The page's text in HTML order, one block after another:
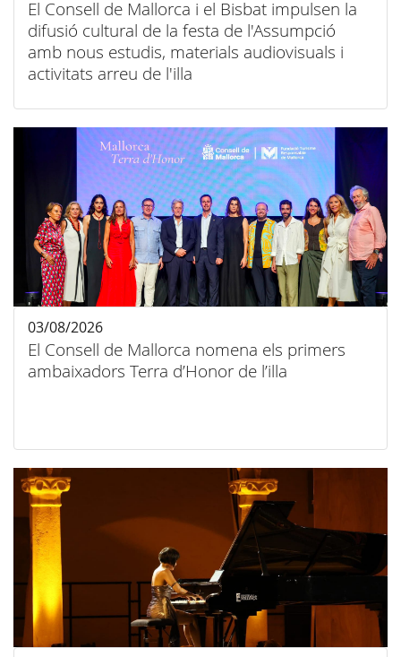
El Consell de Mallorca i el Bisbat impulsen la
difusió cultural de la festa de l'Assumpció
amb nous estudis, materials audiovisuals i
activitats arreu de l'illa
El Consell de Mallorca nomena els primers
ambaixadors Terra d’Honor de l’illa
03/08/2026